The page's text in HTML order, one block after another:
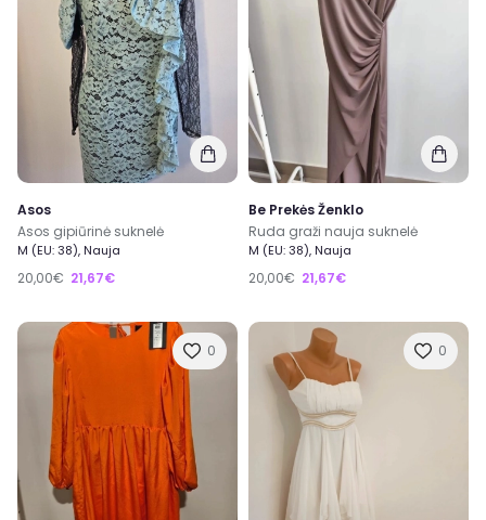
Asos
Asos gipiūrinė suknelė
M (EU: 38), Nauja
20,00€ 21,67€
Be Prekės Ženklo
Ruda graži nauja suknelė
M (EU: 38), Nauja
20,00€ 21,67€
0 0